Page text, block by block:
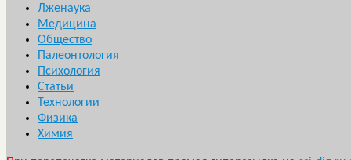
Лженаука
Медицина
Общество
Палеонтология
Психология
Статьи
Технологии
Физика
Химия